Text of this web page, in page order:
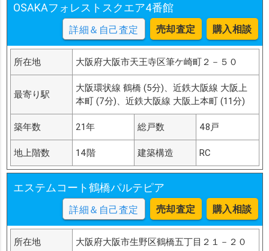
OSAKAフォレストスクエア4番館
詳細＆自己査定 売却査定 購入相談
所在地 大阪府大阪市天王寺区筆ケ崎町２－５０
最寄り駅
大阪環状線 鶴橋 (5分)、近鉄大阪線 大阪上
本町 (7分)、近鉄大阪線 大阪上本町 (11分)
築年数 21年 総戸数 48戸
地上階数 14階 建築構造 RC
エステムコート鶴橋パルテピア
詳細＆自己査定 売却査定 購入相談
所在地 大阪府大阪市生野区鶴橋五丁目２１－２０